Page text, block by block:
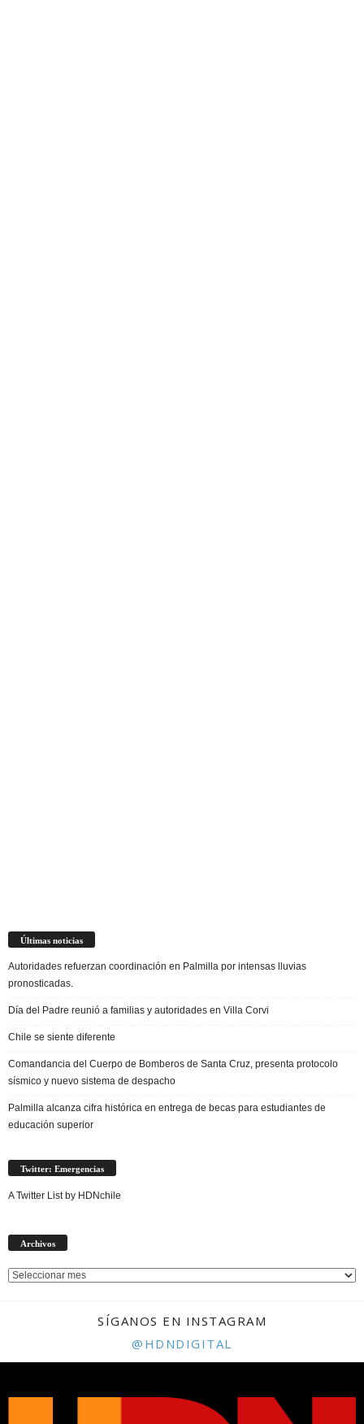
Últimas noticias
Autoridades refuerzan coordinación en Palmilla por intensas lluvias
pronosticadas.
Día del Padre reunió a familias y autoridades en Villa Corvi
Chile se siente diferente
Comandancia del Cuerpo de Bomberos de Santa Cruz, presenta protocolo
sísmico y nuevo sistema de despacho
Palmilla alcanza cifra histórica en entrega de becas para estudiantes de
educación superior
Twitter: Emergencias
A Twitter List by HDNchile
Archivos
SÍGANOS EN INSTAGRAM
@HDNDIGITAL